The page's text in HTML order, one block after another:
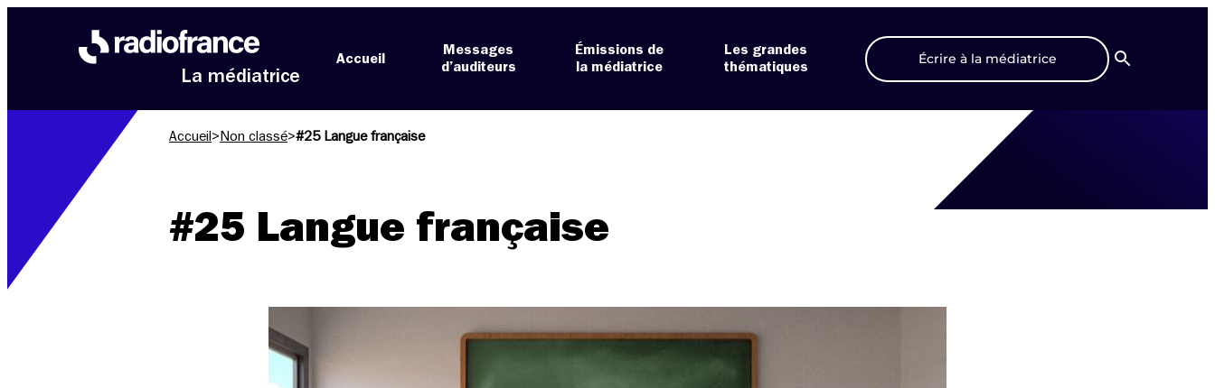
La médiatrice
Accueil
Messages
d’auditeurs
Émissions de
la médiatrice
Les grandes
thématiques
Écrire à la médiatrice
Recherche
Accueil > Non classé>#25 Langue française
#25 Langue française